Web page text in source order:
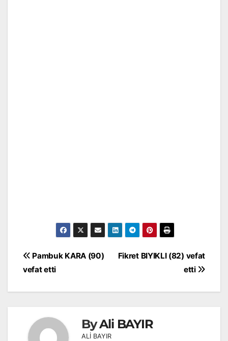
Yazı
gezinmesi
Fikret BIYIKLI (82) vefat
etti
Pambuk KARA (90)
vefat etti
ByAli BAYIR
ALİ BAYIR